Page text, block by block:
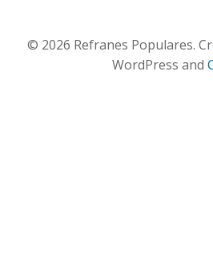
© 2026 Refranes Populares.
WordPress and